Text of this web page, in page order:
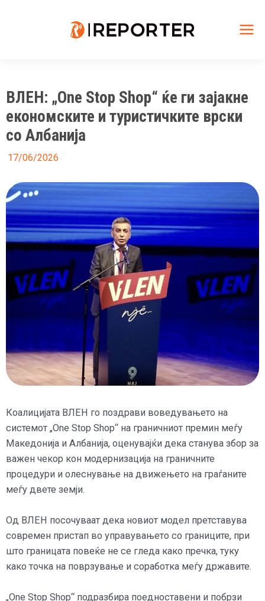
ВЛЕН: „One Stop Shop“ ќе ги зајакне
економските и туристичките врски
со Албанија
17/06/2026
Коалицијата ВЛЕН го поздрави воведувањето на
системот „One Stop Shop“ на граничниот премин меѓу
Македонија и Албанија, оценувајќи дека станува збор за
важен чекор кон модернизација на граничните
процедури и олеснување на движењето на граѓаните
меѓу двете земји.
Од ВЛЕН посочуваат дека новиот модел претставува
современ пристап во управувањето со границите, при
што границата повеќе не се гледа како пречка, туку
како точка на поврзување и соработка меѓу државите.
„One Stop Shop“ подразбира поедноставени и побрзи